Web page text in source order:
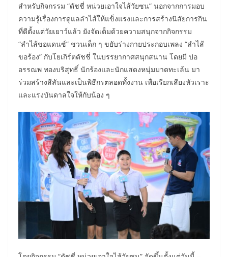
สำหรับกิจกรรม “ดัชชี่ หน่วยเอาใจไส้วัยซน” นอกจากการมอบ
ความรู้เรื่องการดูแลลำไส้ให้แข็งแรงและการสร้างนิสัยการกิน
ที่ดีตั้งแต่วัยเยาว์แล้ว ยังจัดเต็มด้วยความสนุกจากกิจกรรม
“ลำไส้ขอแดนซ์” ชวนเด็ก ๆ ขยับร่างกายประกอบเพลง “ลำไส้
ขอร้อง” กับโยเกิร์ตดัชชี่ ในบรรยากาศสนุกสนาน โดยมี ปอ
อรรณพ ทองบริสุทธิ์ นักร้องและนักแสดงหนุ่มมาดทะเล้น มา
ร่วมสร้างสีสันและเป็นพิธีกรตลอดทั้งงาน เพื่อเรียกเสียงหัวเราะ
และแรงบันดาลใจให้กับน้อง ๆ